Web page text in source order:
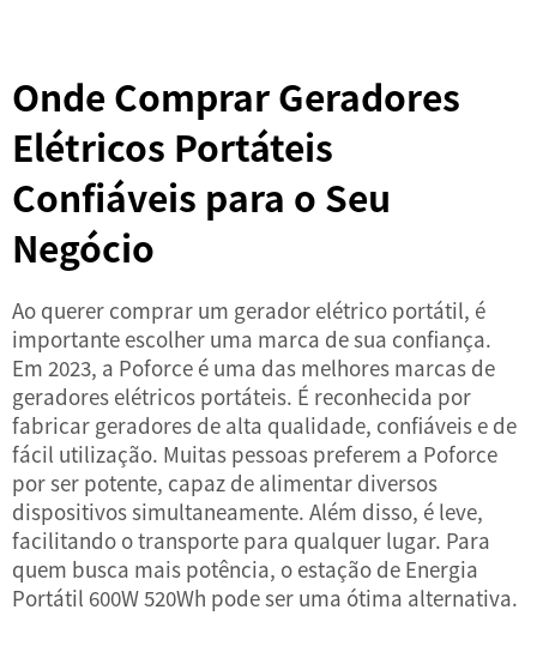
Onde Comprar Geradores
Elétricos Portáteis
Confiáveis para o Seu
Negócio
Ao querer comprar um gerador elétrico portátil, é
importante escolher uma marca de sua confiança.
Em 2023, a Poforce é uma das melhores marcas de
geradores elétricos portáteis. É reconhecida por
fabricar geradores de alta qualidade, confiáveis e de
fácil utilização. Muitas pessoas preferem a Poforce
por ser potente, capaz de alimentar diversos
dispositivos simultaneamente. Além disso, é leve,
facilitando o transporte para qualquer lugar. Para
quem busca mais potência, o estação de Energia
Portátil 600W 520Wh pode ser uma ótima alternativa.